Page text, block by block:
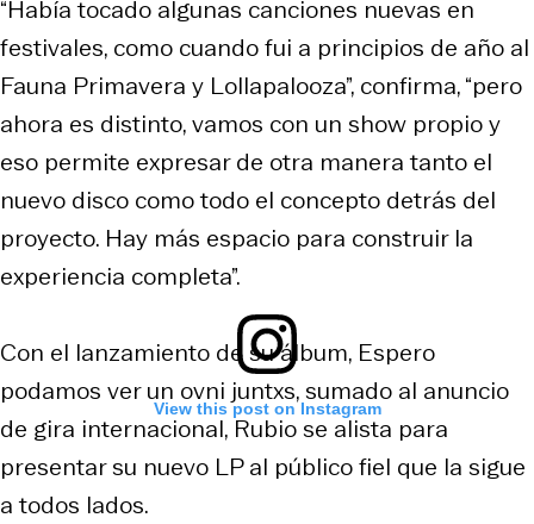
View this post on Instagram
“Había tocado algunas canciones nuevas en
festivales, como cuando fui a principios de año al
Fauna Primavera y Lollapalooza”, confirma, “pero
ahora es distinto, vamos con un show propio y
eso permite expresar de otra manera tanto el
nuevo disco como todo el concepto detrás del
proyecto. Hay más espacio para construir la
experiencia completa”.
Con el lanzamiento de su álbum, Espero
podamos ver un ovni juntxs, sumado al anuncio
de gira internacional, Rubio se alista para
presentar su nuevo LP al público fiel que la sigue
a todos lados.